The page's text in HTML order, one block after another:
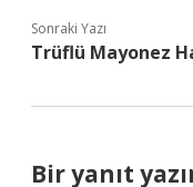
Sonraki Yazı
Trüflü Mayonez
Bir yanıt